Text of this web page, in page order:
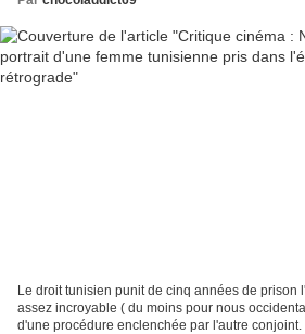
Le droit tunisien punit de cinq années de prison
assez incroyable ( du moins pour nous
d'une procédure enclenchée par l'autre